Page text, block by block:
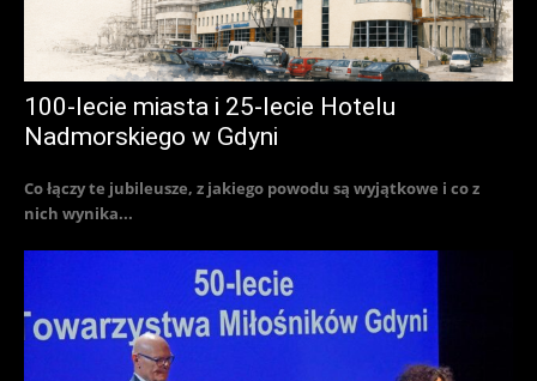
100-lecie miasta i 25-lecie Hotelu
Nadmorskiego w Gdyni
Co łączy te jubileusze, z jakiego powodu są wyjątkowe i co z
nich wynika...